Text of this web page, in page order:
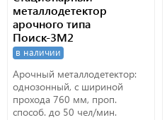
металлодетектор
арочного типа
Поиск-3М2
в наличии
Арочный металлодетектор:
однозонный, с шириной
прохода 760 мм, проп.
способ. до 50 чел/мин.